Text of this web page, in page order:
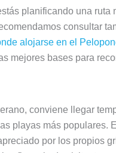
planificando una ruta
consultar
alojarse en el
mejores bases para
conviene llegar
playas más populares.
por los propios